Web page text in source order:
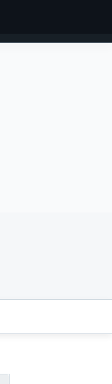
INICIAR SESIÓN